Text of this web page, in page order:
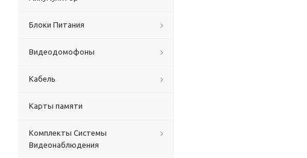
Блоки Питания
Видеодомофоны
Кабель
Карты памяти
Комплекты Системы
Видеонаблюдения